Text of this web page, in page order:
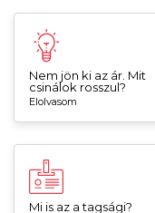
Nem jön ki az ár. Mit
csinálok rosszul?
Elolvasom
Mi is az a tagsági?